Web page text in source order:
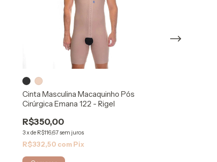
Cinta Masculina Macaquinho Pós
Cirúrgica Emana 122 - Rigel
R$350,00
3xde R$116,67 sem juros
R$332,50 com Pix